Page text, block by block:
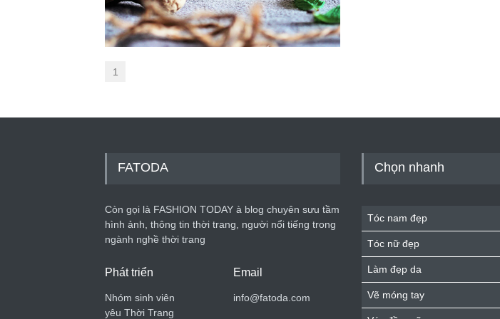
1
FATODA
Còn gọi là FASHION TODAY à blog chuyên sưu tầm
hình ảnh, thông tin thời trang, người nổi tiếng trong
ngành nghề thời trang
Phát triển
Nhóm sinh viên
yêu Thời Trang
Email
info@fatoda.com
Chọn nhanh
Tóc nam đẹp
Tóc nữ đẹp
Làm đẹp da
Vẽ móng tay